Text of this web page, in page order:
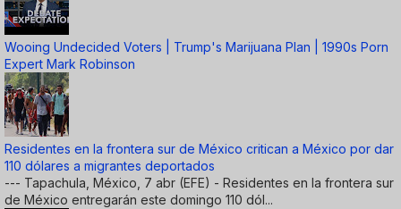
Wooing Undecided Voters | Trump's Marijuana Plan | 1990s Porn
Expert Mark Robinson
Residentes en la frontera sur de México critican a México por dar
110 dólares a migrantes deportados
--- Tapachula, México, 7 abr (EFE) - Residentes en la frontera sur
de México entregarán este domingo 110 dól...